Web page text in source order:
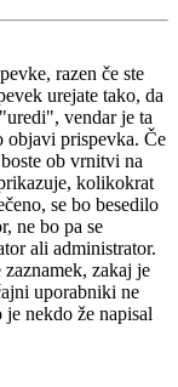
razen če ste
urejate tako, da
vendar je ta
objavi prispevka. Če
ob vrnitvi na
kolikokrat
se bo besedilo
ne bo pa se
ali administrator.
zakaj je
uporabniki ne
nekdo že napisal